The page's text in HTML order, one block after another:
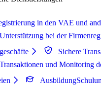
in den VAE und
Unterstützung bei der
Sichere
und Monitoring
Ausbildung